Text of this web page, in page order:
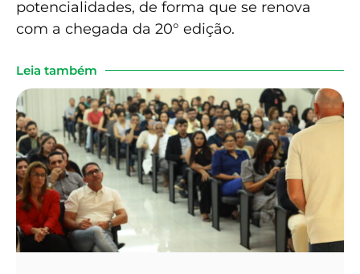
potencialidades, de forma que se renova
com a chegada da 20° edição.
Leia também